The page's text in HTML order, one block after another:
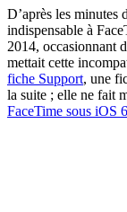
D’après les
indispensable à
2014, occasionnant
mettait cette
fiche Support, une
la suite ; elle ne fait
FaceTime sous iOS